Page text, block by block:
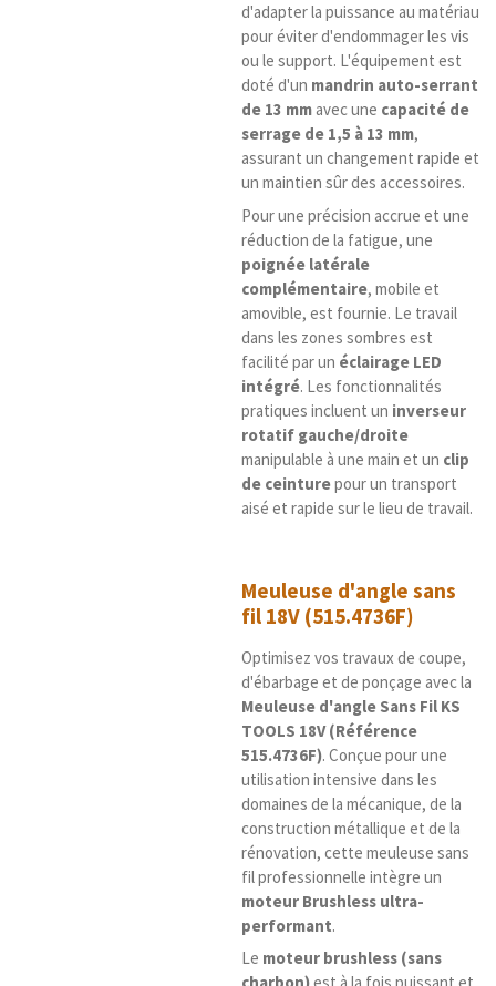
d'adapter la puissance au matériau
pour éviter d'endommager les vis
ou le support. L'équipement est
doté d'un mandrin auto-serrant
de 13 mmavec une capacité de
serrage de 1,5 à 13 mm,
assurant un changement rapide et
un maintien sûr des accessoires.
Pour une précision accrue et une
réduction de la fatigue, une
poignée latérale
complémentaire, mobile et
amovible, est fournie. Le travail
dans les zones sombres est
facilité par un éclairage LED
intégré. Les fonctionnalités
pratiques incluent un inverseur
rotatif gauche/droite
manipulable à une main et un clip
de ceinturepour un transport
aisé et rapide sur le lieu de travail.
Meuleuse d'angle sans
fil 18V (515.4736F)
Optimisez vos travaux de coupe,
d'ébarbage et de ponçage avec la
Meuleuse d'angle Sans Fil KS
TOOLS 18V (Référence
515.4736F). Conçue pour une
utilisation intensive dans les
domaines de la mécanique, de la
construction métallique et de la
rénovation, cette meuleuse sans
fil professionnelle intègre un
moteur Brushless ultra-
performant.
Le moteur brushless (sans